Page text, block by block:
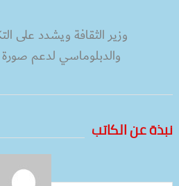
وزير الثقافة ويشدد على
والدبلوماسي لدعم
نبذة عن الكاتب